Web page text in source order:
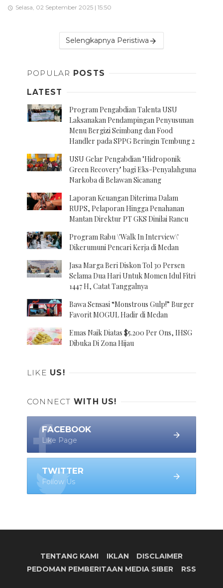
Selasa, 02 September 2025 | 15:50
Selengkapnya Peristiwa
POPULAR POSTS
LATEST
Program Pengabdian Talenta USU
Laksanakan Pendampingan Penyusunan
Menu Bergizi Seimbang dan Food
Handler pada SPPG Beringin Tembung 2
USU Gelar Pengabdian "Hidroponik
Green Recovery" bagi Eks-Penyalahguna
Narkoba di Belawan Sicanang
Laporan Keuangan Diterima Dalam
RUPS, Pelaporan Hingga Penahanan
Mantan Direktur PT GKS Dinilai Rancu
Program Rabu \'Walk In Interview\'
Dikerumuni Pencari Kerja di Medan
Jasa Marga Beri Diskon Tol 30 Persen
Selama Dua Hari Untuk Momen Idul Fitri
1447 H, Catat Tanggalnya
Bawa Sensasi “Monstrous Gulp!” Burger
Favorit MOGUL Hadir di Medan
Emas Naik Diatas $5.200 Per Ons, IHSG
Dibuka Di Zona Hijau
LIKE US!
CONNECT WITH US!
FACEBOOK
Like Page
TWITTER
Follow Us
TENTANG KAMI IKLAN
DISCLAIMER
PEDOMAN PEMBERITAAN MEDIA SIBER
RSS